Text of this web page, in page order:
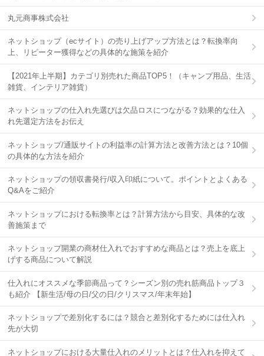
丸元商事株式会社
ネットショップ（ecサイト）の売り上げアップ方法とは？転換率向
上、リピーター獲得などの具体的な施策を紹介
【2021年上半期】カテゴリ別売れた商品TOP5！（キャンプ用品、生活
雑貨、インテリア雑貨）
ネットショップの仕入れ先選びは欠品ロスにつながる？効果的な仕入
れ先選定方法をお伝え
ネットショップ/通販サイトの利益率の計算方法と改善方法とは？10個
の具体的な方法を紹介
ネットショップの領収書発行/収入印紙について。ポイントとよくある
Q&Aをご紹介
ネットショップにおける転換率とは？計算方法から目安、具体的な改
善施策まで
ネットショップ開業の商材仕入れでおすすめな商品とは？売上を底上
げする商品について解説
仕入れにオススメな季節商品って？シーズン別の売れ筋商品トップ３
も紹介 【新生活/母の日/父の日/クリスマス/年末年始】
ネットショップで差別化するには？競合と差別化するためには仕入れ
先が大切
ネットショップにおける大量仕入れのメリットとは？仕入れを抑えて